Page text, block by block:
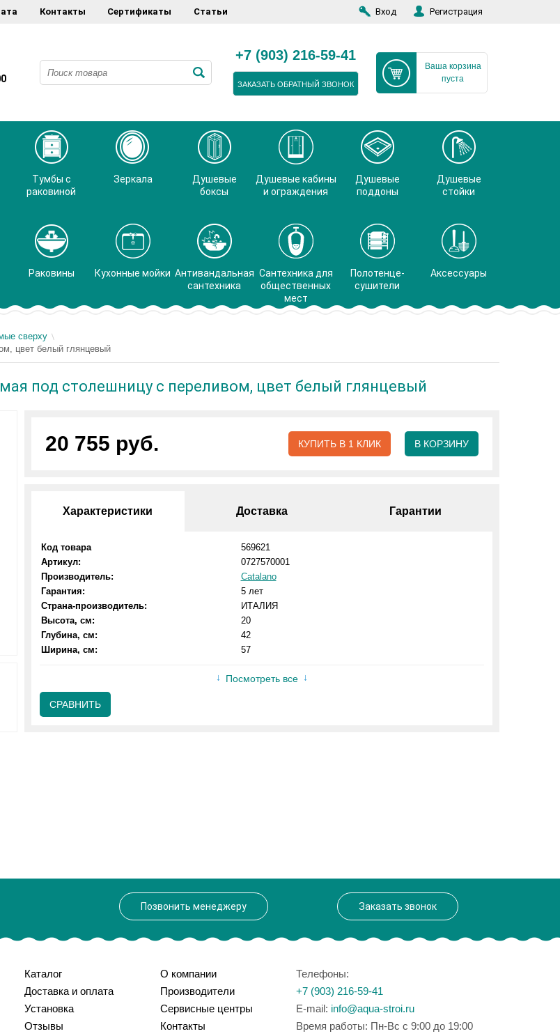
Контакты Сертификаты Статьи Вход Регистрация
+7 (903) 216-59-41
ЗАКАЗАТЬ ОБРАТНЫЙ ЗВОНОК
Ваша корзина
пуста
Тумбы с
раковиной
Зеркала
Душевые
боксы
Душевые кабины
и ограждения
Душевые
поддоны
Душевые
стойки
Раковины Кухонные мойки Антивандальная
сантехника
Сантехника для
общественных
мест
Полотенце-
сушители
Аксессуары
сверху
цвет белый глянцевый
под столешницу с переливом, цвет белый глянцевый
20 755 руб. КУПИТЬ В 1 КЛИК В КОРЗИНУ
Характеристики Доставка Гарантии
Код товара
569621
Артикул:
0727570001
Производитель:
Catalano
Гарантия:
5 лет
Страна-производитель:
ИТАЛИЯ
Высота, см:
20
Глубина, см:
42
Ширина, см:
57
Посмотреть все
СРАВНИТЬ
Позвонить менеджеру Заказать звонок
Каталог
Доставка и оплата
Установка
Отзывы
О компании
Производители
Сервисные центры
Контакты
Телефоны:
+7 (903) 216-59-41
E-mail: info@aqua-stroi.ru
Время работы: Пн-Вс с 9:00 до 19:00